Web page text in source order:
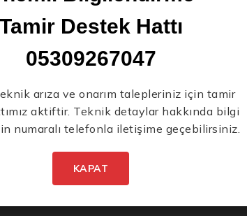
Ürünlerden İlk Siz
Olun.
Tamir Destek Hattı
05309267047
arıza ve onarım talepleriniz için tamir
aktiftir. Teknik detaylar hakkında bilgi
numaralı telefonla iletişime geçebilirsiniz.
KAPAT